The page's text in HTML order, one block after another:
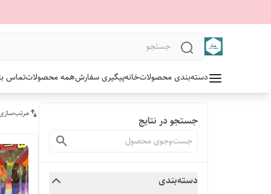
دسته‌بندی محصولاتخانهپیگیری سفارشهمه محصولاتتماس
جستجو در نتایج
دسته‌بندی